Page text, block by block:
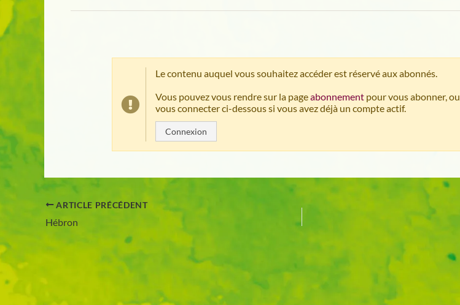
Le contenu auquel vous souhaitez accéder est réservé aux abonnés.
Vous pouvez vous rendre sur la pageabonnement pour vous abonner, ou
vous connecter ci-dessous si vous avez déjà un compte actif.
Connexion
ARTICLE PRÉCÉDENT
Hébron